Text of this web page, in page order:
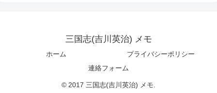
三国志(吉川英治) メモ
ホーム
プライバシーポリシー
連絡フォーム
© 2017 三国志(吉川英治) メモ.